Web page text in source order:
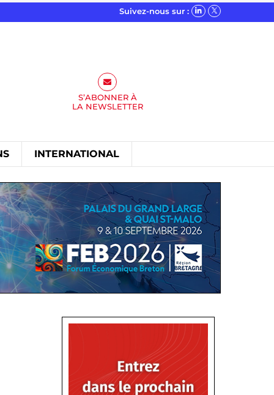
Suivez-nous sur :
S’ABONNER À
LA NEWSLETTER
INTERNATIONAL